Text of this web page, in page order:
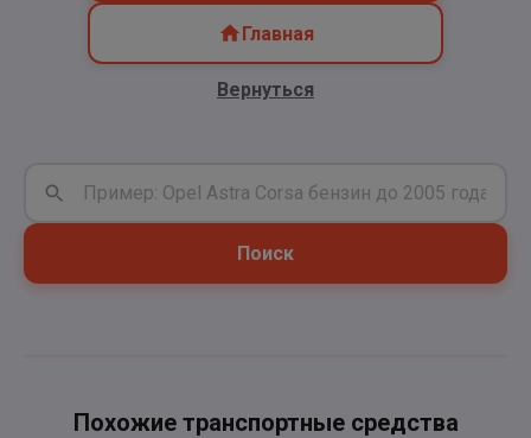
Главная
Вернуться
Поиск
Похожие транспортные средства